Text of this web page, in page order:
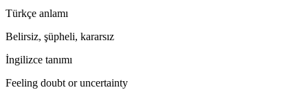
Türkçe anlamı
Belirsiz, şüpheli, kararsız
İngilizce tanımı
Feeling doubt or uncertainty